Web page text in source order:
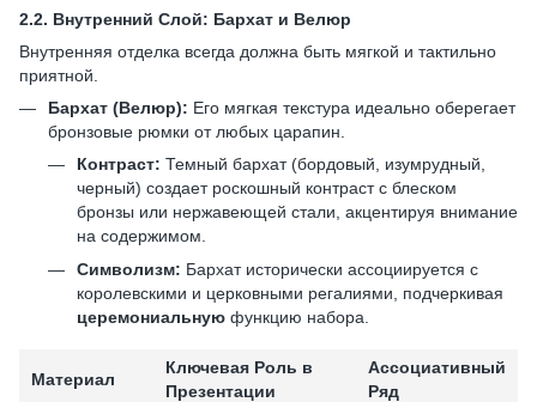
2.2. Внутренний Слой: Бархат и Велюр
Внутренняя отделка всегда должна быть мягкой и тактильно
приятной.
Бархат (Велюр): Его мягкая текстура идеально оберегает
бронзовые рюмки от любых царапин.
Контраст: Темный бархат (бордовый, изумрудный,
черный) создает роскошный контраст с блеском
бронзы или нержавеющей стали, акцентируя внимание
на содержимом.
Символизм: Бархат исторически ассоциируется с
королевскими и церковными регалиями, подчеркивая
церемониальную функцию набора.
Материал
Ключевая Роль в
Презентации
Ассоциативный
Ряд